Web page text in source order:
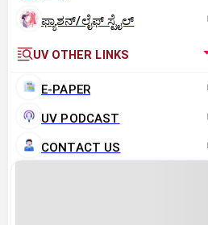
ಫ್ಯಾಶನ್/ಲೈಫ್‌ ಸ್ಟೈಲ್
UV OTHER LINKS
E-PAPER
UV PODCAST
CONTACT US